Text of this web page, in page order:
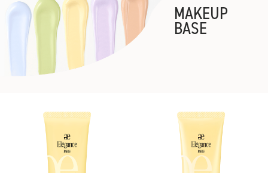
コレクション
ELEGANCE 2026 AUTUMN
AIRY LIQUID FOUNDATION
MODELING COLOR BASE
MAKEUP
BASE